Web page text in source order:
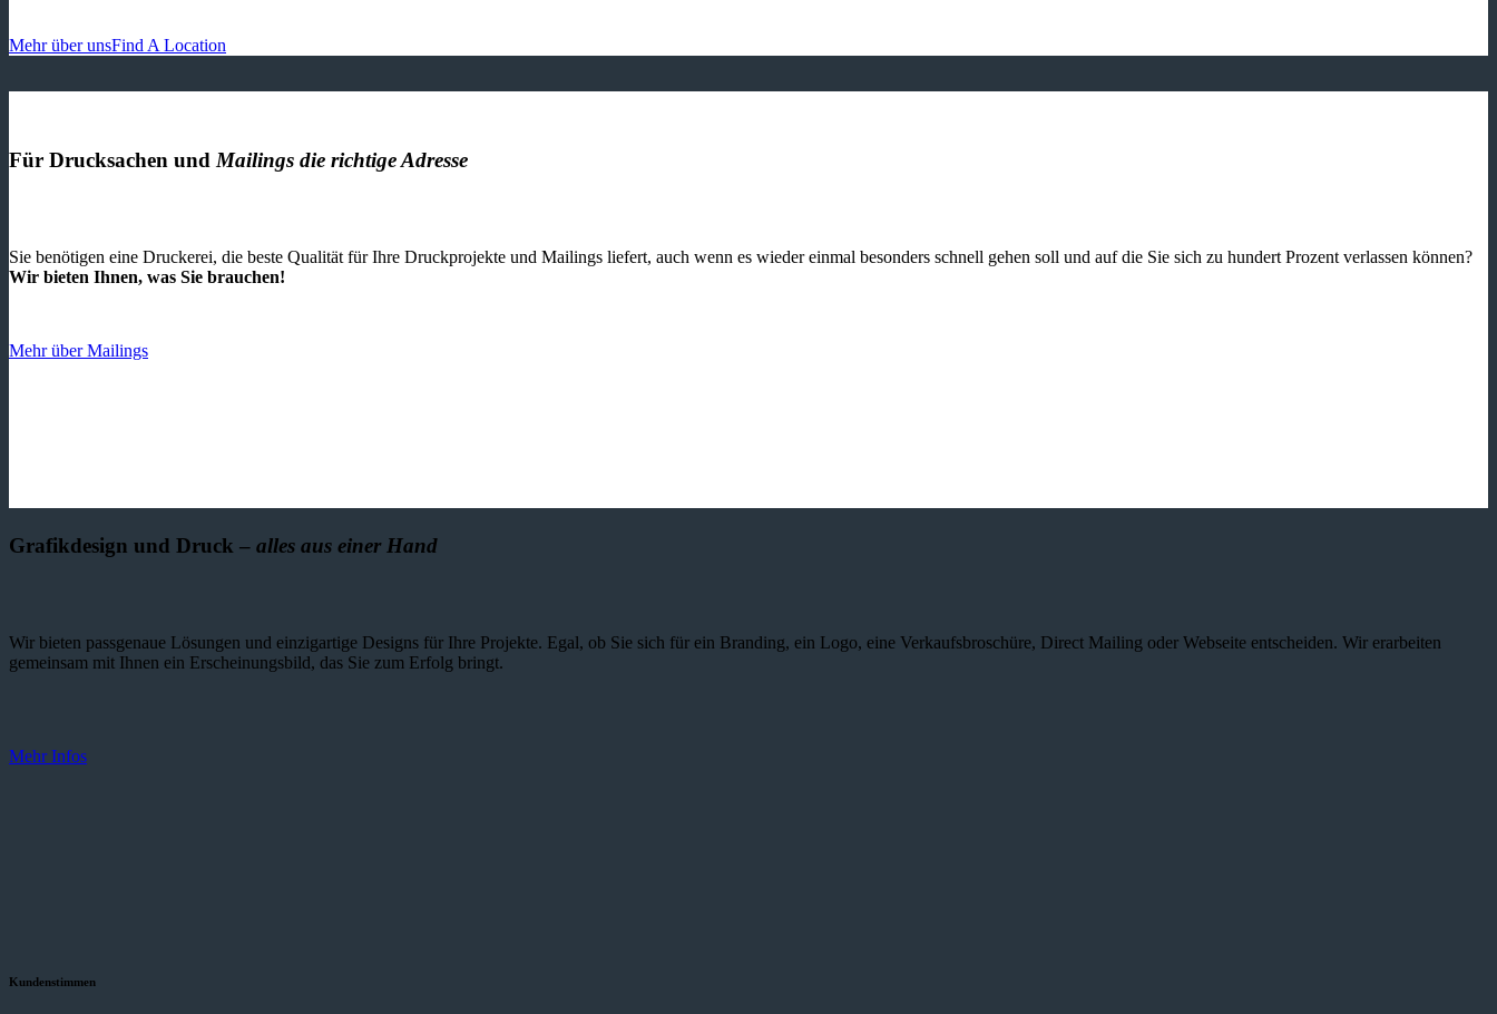
Mehr über unsFind A Location
Für Drucksachen und Mailings die richtige Adresse
Sie benötigen eine Druckerei, die beste ­Qualität für Ihre Druckprojekte und Mailings liefert, auch wenn es wieder einmal besonders schnell gehen soll und auf die Sie sich zu hundert Prozent verlassen können?
Wir bieten Ihnen, was Sie brauchen!
Mehr über Mailings
Grafikdesign und Druck – alles aus einer Hand
Wir bieten passgenaue Lösungen und einzig­artige Designs für Ihre Projekte. Egal, ob Sie sich für ein Branding, ein Logo, eine Verkaufsbroschüre, Direct Mailing oder Webseite entscheiden. Wir erarbeiten
gemeinsam mit Ihnen ein Erscheinungsbild, das Sie zum Erfolg bringt.
Mehr Infos
Kundenstimmen